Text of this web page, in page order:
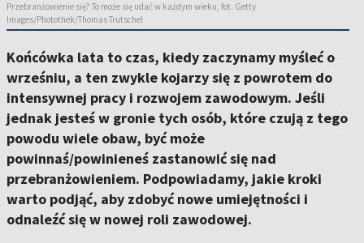
Przebranżowienie się? To może się udać w każdym wieku, fot. Getty
Images/Photothek/Thomas Trutschel
Końcówka lata to czas, kiedy zaczynamy myśleć o
wrześniu, a ten zwykle kojarzy się z powrotem do
intensywnej pracy i rozwojem zawodowym. Jeśli
jednak jesteś w gronie tych osób, które czują z tego
powodu wiele obaw, być może
powinnaś/powinieneś zastanowić się nad
przebranżowieniem. Podpowiadamy, jakie kroki
warto podjąć, aby zdobyć nowe umiejętności i
odnaleźć się w nowej roli zawodowej.